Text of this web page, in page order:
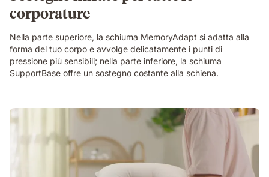
corporature
Nella parte superiore, la schiuma MemoryAdapt si adatta alla
forma del tuo corpo e avvolge delicatamente i punti di
pressione più sensibili; nella parte inferiore, la schiuma
SupportBase offre un sostegno costante alla schiena.